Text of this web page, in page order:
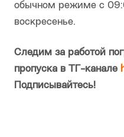
обычном режиме с
воскресенье.
Следим за работой
пропуска в ТГ-канале
Подписывайтесь!